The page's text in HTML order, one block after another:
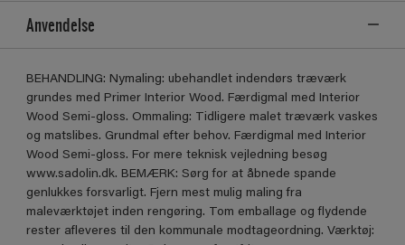
Anvendelse
BEHANDLING: Nymaling: ubehandlet indendørs træværk
grundes med Primer Interior Wood. Færdigmal med Interior
Wood Semi-gloss. Ommaling: Tidligere malet træværk vaskes
og matslibes. Grundmal efter behov. Færdigmal med Interior
Wood Semi-gloss. For mere teknisk vejledning besøg
www.sadolin.dk. BEMÆRK: Sørg for at åbnede spande
genlukkes forsvarligt. Fjern mest mulig maling fra
maleværktøjet inden rengøring. Tom emballage og ﬂydende
rester aﬂeveres til den kommunale modtageordning. Værktøj: